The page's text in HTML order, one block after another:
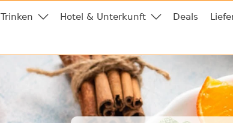
Hotel & Unterkunft Deals